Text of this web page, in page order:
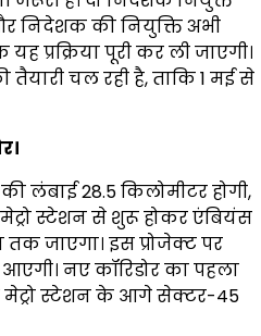
निदेशक की नियुक्ति अभी
प्रक्रिया पूरी कर ली जाएगी।
चल रही है, ताकि 1 मई से
लंबाई 28.5 किलोमीटर होगी,
स्टेशन से शुरू होकर एंबियंस
जाएगा। इस प्रोजेक्ट पर
नए कॉरिडोर का पहला
स्टेशन के आगे सेक्टर-45